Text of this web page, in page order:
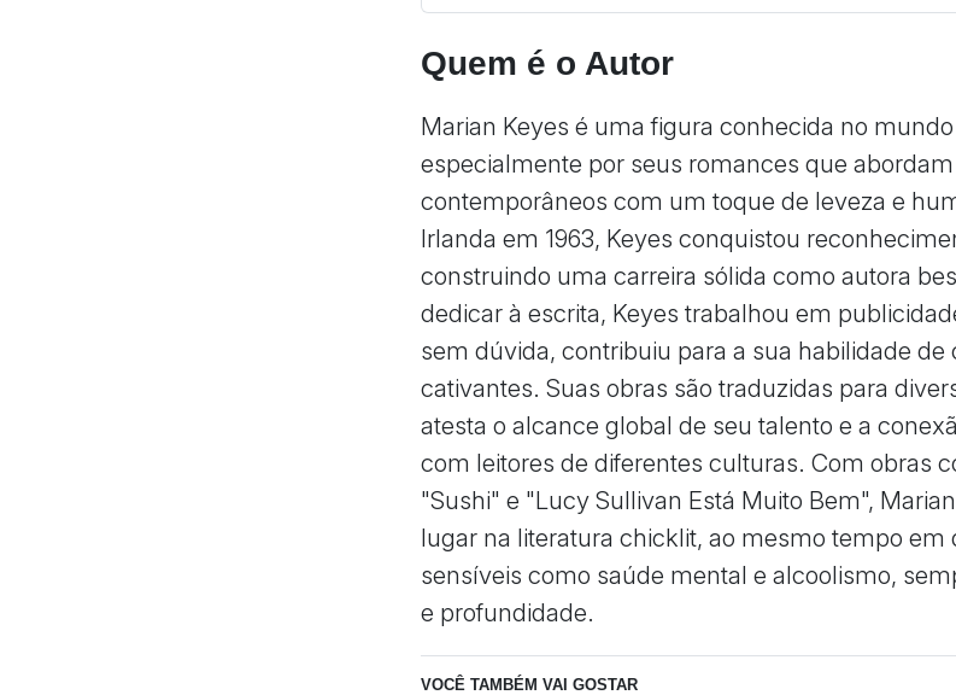
Quem é o Autor
Marian Keyes é uma figura conhecida no
especialmente por seus romances que
contemporâneos com um toque de leveza e
Irlanda em 1963, Keyes conquistou
construindo uma carreira sólida como autora
dedicar à escrita, Keyes trabalhou em
sem dúvida, contribuiu para a sua habilidade de
cativantes. Suas obras são traduzidas para
atesta o alcance global de seu talento e a
com leitores de diferentes culturas. Com obras
"Sushi" e "Lucy Sullivan Está Muito Bem",
lugar na literatura chicklit, ao mesmo tempo em
sensíveis como saúde mental e alcoolismo,
e profundidade.
VOCÊ TAMBÉM VAI GOSTAR